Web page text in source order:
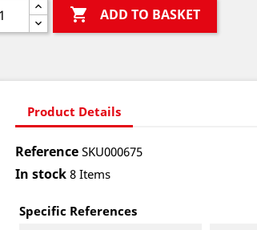
 ADD TO BASKET
Product Details
Reference SKU000675
In stock 8 Items
Specific References